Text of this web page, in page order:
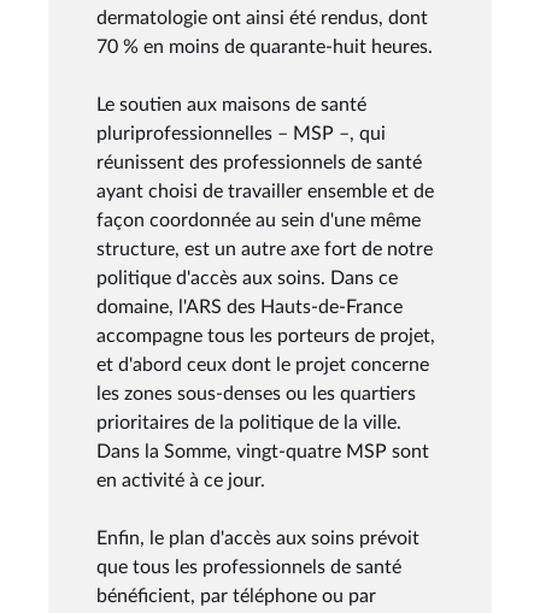
dermatologie ont ainsi été rendus, dont
70 % en moins de quarante-huit heures.
Le soutien aux maisons de santé
pluriprofessionnelles – MSP –, qui
réunissent des professionnels de santé
ayant choisi de travailler ensemble et de
façon coordonnée au sein d'une même
structure, est un autre axe fort de notre
politique d'accès aux soins. Dans ce
domaine, l'ARS des Hauts-de-France
accompagne tous les porteurs de projet,
et d'abord ceux dont le projet concerne
les zones sous-denses ou les quartiers
prioritaires de la politique de la ville.
Dans la Somme, vingt-quatre MSP sont
en activité à ce jour.
Enfin, le plan d'accès aux soins prévoit
que tous les professionnels de santé
bénéficient, par téléphone ou par